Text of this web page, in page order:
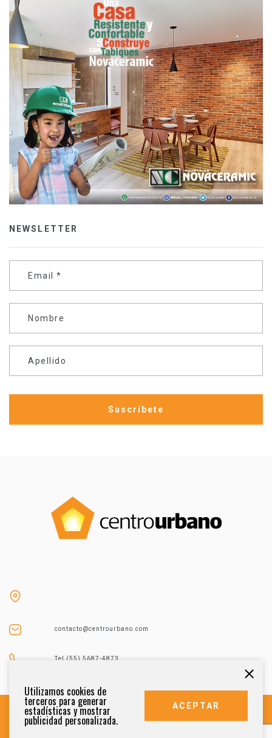
NEWSLETTER
Email *
Nombre
Apellido
contacto@centrourbano.com
Tel (55) 5687-4873
Utilizamos cookies de
terceros para generar
estadísticas y mostrar
publicidad personalizada.
ACEPTAR